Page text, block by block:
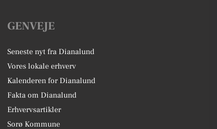
GENVEJE
Seneste nyt fra Dianalund
Vores lokale erhverv
Kalenderen for Dianalund
Fakta om Dianalund
Erhvervsartikler
Sorø Kommune